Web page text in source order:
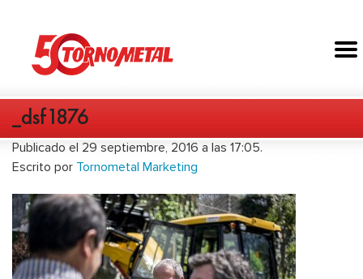
_dsf1876
Publicado el 29 septiembre, 2016 a las 17:05.
Escrito por Tornometal Marketing